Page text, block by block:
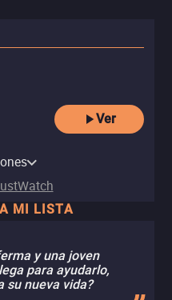
Ver
MI LISTA
y una joven
para ayudarlo,
su nueva vida?